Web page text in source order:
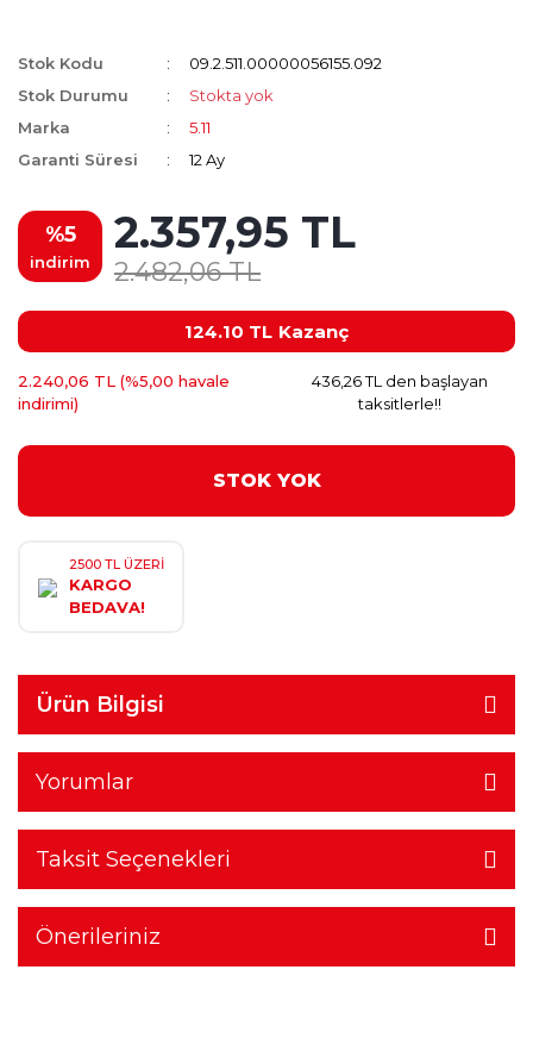
Stok Kodu
09.2.511.00000056155.092
Stok Durumu
Stokta yok
Marka
5.11
Garanti Süresi
12 Ay
%5
indirim
2.357,95 TL
2.482,06 TL
124.10 TL Kazanç
2.240,06 TL (%5,00 havale
indirimi)
436,26 TL den başlayan
taksitlerle!!
STOK YOK
2500 TL ÜZERİ
KARGO
BEDAVA!
Ürün Bilgisi
Yorumlar
Taksit Seçenekleri
Önerileriniz